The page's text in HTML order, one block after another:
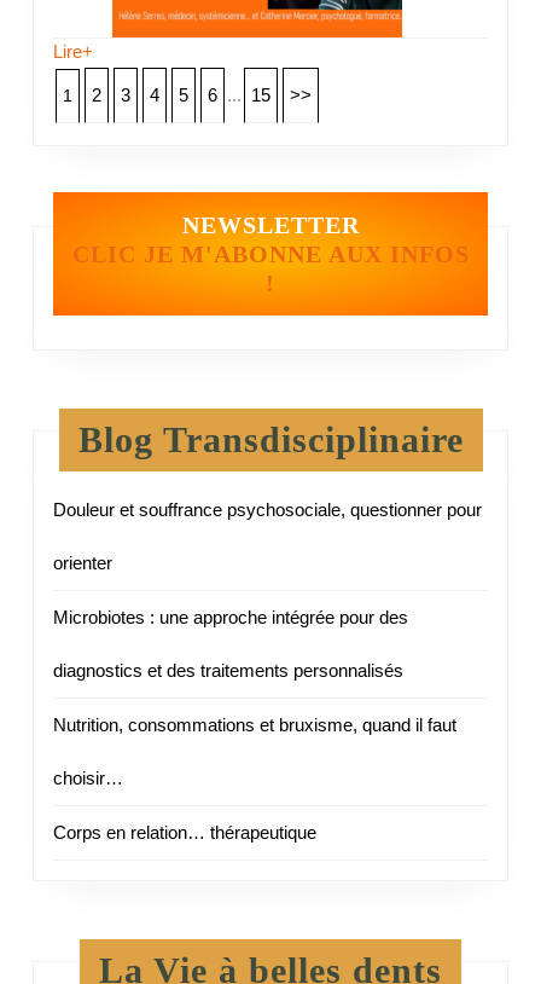
Lire+
1 2 3 4 5 6 ... 15 >>
NEWSLETTER
CLIC JE M'ABONNE AUX INFOS
!
Blog Transdisciplinaire
Douleur et souffrance psychosociale, questionner pour
orienter
Microbiotes : une approche intégrée pour des
diagnostics et des traitements personnalisés
Nutrition, consommations et bruxisme, quand il faut
choisir…
Corps en relation… thérapeutique
La Vie à belles dents